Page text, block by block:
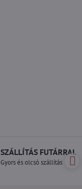
SZÁLLÍTÁS FUTÁRRAL
Gyors és olcsó szállítás